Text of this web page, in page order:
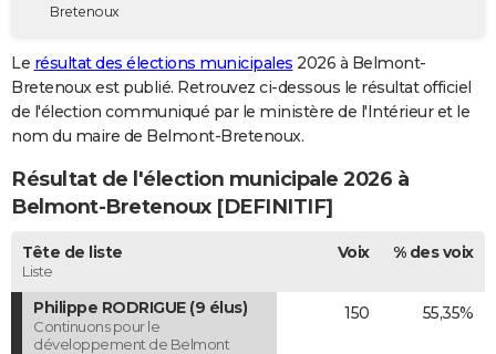
Destinations
City break
Voyage nature
Voyage de noces
Forum
GUIDES D'ACHAT
BONS PLANS
Carte de Noël
Carte Bonne année
Carte Saint-Valentin
Carte Pâques
Carte d'anniversaire
DICTIONNAIRE
Dictionnaire
Biographies
Citations
Expressions
Proverbes
PROGRAMME TV
COPAINS D'AVANT
S'inscrire
Se connecter
Lycées
Collèges
Primaires
Universités
Entreprises
Service militaire
Avis de recherche
AVIS DE DÉCÈS
Bretenoux
Le résultat des élections municipales 2026 à Belmont-
Bretenoux est publié. Retrouvez ci-dessous le résultat officiel
de l'élection communiqué par le ministère de l'Intérieur et le
nom du maire de Belmont-Bretenoux.
Résultat de l'élection municipale 2026 à
Belmont-Bretenoux [DEFINITIF]
Tête de liste
Liste
Voix % des voix
Philippe RODRIGUE (9 élus)
Continuons pour le
développement de Belmont
150 55,35%